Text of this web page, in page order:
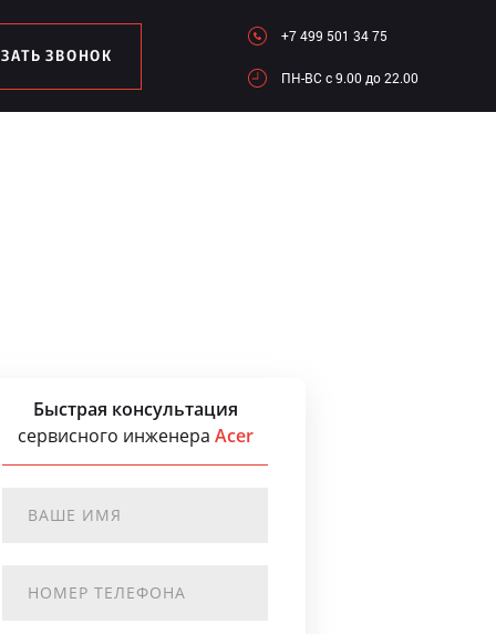
ЗВОНОК
+7 499 501 34 75
ПН-ВC c 9.00 до 22.00
Быстрая консультация
сервисного инженера Acer